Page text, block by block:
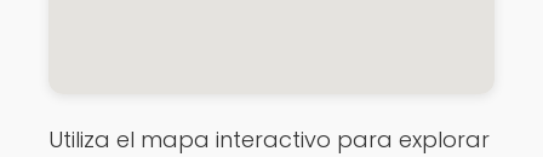
Utiliza el mapa interactivo para explorar